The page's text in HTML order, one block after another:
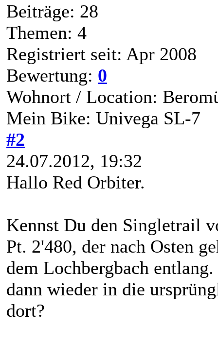
Beiträge: 28
Themen: 4
Registriert seit: Apr 2008
Bewertung: 0
Wohnort / Location:
Mein Bike: Univega SL-7
#2
24.07.2012, 19:32
Hallo Red Orbiter.
Kennst Du den Singletrail
Pt. 2'480, der nach Osten
dem Lochbergbach
dann wieder in die
dort?